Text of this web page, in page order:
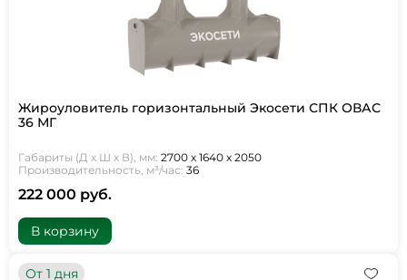
Жироуловитель горизонтальный Экосети СПК ОВАС
36 МГ
Габариты (Д х Ш х В), мм: 2700 х 1640 х 2050
Производительность, м³/час: 36
222 000 руб.
В корзину
От 1 дня